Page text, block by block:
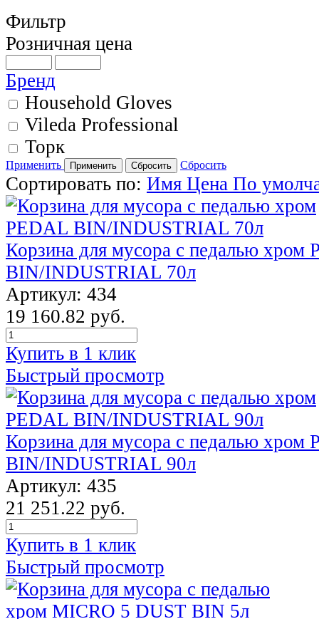
Фильтр
Розничная цена
Бренд
Household Gloves
Vileda Professional
Торк
Применить Сбросить
Сортировать по: Имя Цена По
Корзина для мусора с педалью хром
BIN/INDUSTRIAL 70л
Артикул: 434
19 160.82 руб.
Купить в 1 клик
Быстрый просмотр
Корзина для мусора с педалью хром
BIN/INDUSTRIAL 90л
Артикул: 435
21 251.22 руб.
Купить в 1 клик
Быстрый просмотр